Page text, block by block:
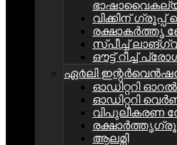
വിക്കിന് ഗ്രൂപ്പ്
രക്ഷാകർത്തൃ
സ്പീച്ച്
ഔട്ട് റീച്ച്
ഏ൪ലി
ഓഡിറ്ററി ഓറൽ
ഓഡിറ്ററി
വിപുലീകരണ
ആലമ്നി